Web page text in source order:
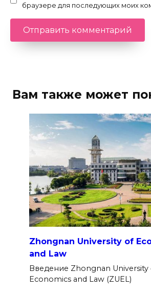
браузере для последующих моих
Вам также может
Zhongnan University of
and Law
Введение Zhongnan University
Economics and Law (ZUEL)